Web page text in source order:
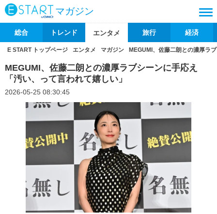
マガジン
総合 トレンド エンタメ 旅行 経済
E START トップページ エンタメ マガジン MEGUMI、佐藤二朗との濃厚ラ
MEGUMI、佐藤二朗との濃厚ラブシーンに手応え
「汚い、って言われて嬉しい」
2026-05-25 08:30:45